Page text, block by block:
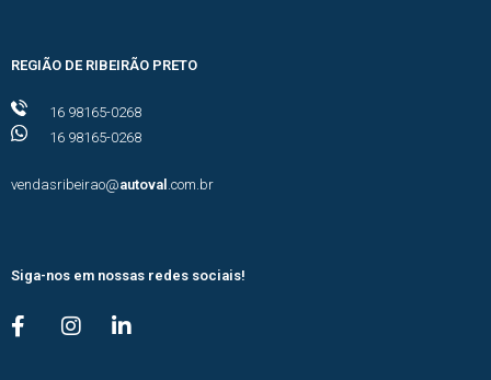
REGIÃO DE RIBEIRÃO PRETO
16 98165-0268
16 98165-0268
vendasribeirao@autoval .com.br
Siga-nos em nossas redes sociais!